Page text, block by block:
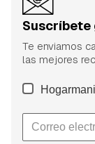
Suscríbete
Te enviamos
las mejores